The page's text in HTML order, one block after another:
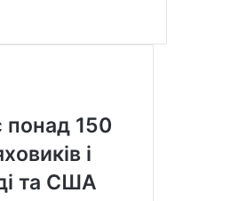
понад 150
і
та США